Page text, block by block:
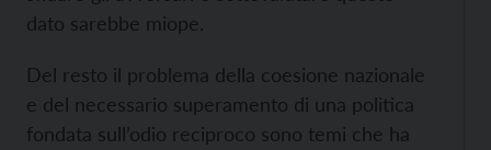
dato sarebbe miope.
Del resto il problema della coesione nazionale
e del necessario superamento di una politica
fondata sull’odio reciproco sono temi che ha